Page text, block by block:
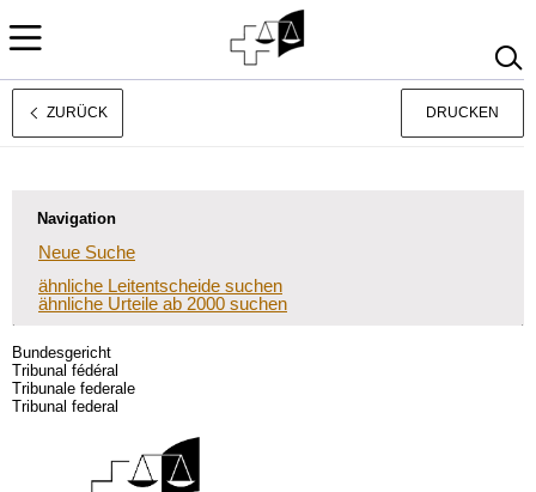
Français
ZURÜCK DRUCKEN
Navigation
Neue Suche
ähnliche Leitentscheide suchen
ähnliche Urteile ab 2000 suchen
Bundesgericht
Tribunal fédéral
Tribunale federale
Tribunal federal